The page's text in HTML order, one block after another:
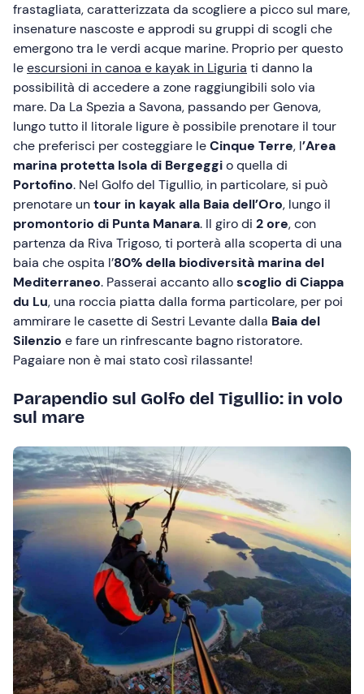
frastagliata, caratterizzata da scogliere a picco sul mare,
insenature nascoste e approdi su gruppi di scogli che
emergono tra le verdi acque marine. Proprio per questo
leescursioni in canoa e kayak in Liguria ti danno la
possibilità di accedere a zone raggiungibili solo via
mare. Da La Spezia a Savona, passando per Genova,
lungo tutto il litorale ligure è possibile prenotare il tour
che preferisci per costeggiare leCinque Terre, l’Area
marina protetta Isola di Bergeggio quella di
Portofino. Nel Golfo del Tigullio, in particolare, si può
prenotare untour in kayak alla Baia dell’Oro, lungo il
promontorio di Punta Manara. Il giro di 2 ore, con
partenza da Riva Trigoso, ti porterà alla scoperta di una
baia che ospita l’80% della biodiversità marina del
Mediterraneo. Passerai accanto alloscoglio di Ciappa
du Lu, una roccia piatta dalla forma particolare, per poi
ammirare le casette di Sestri Levante dalla Baia del
Silenzio e fare un rinfrescante bagno ristoratore.
Pagaiare non è mai stato così rilassante!
Parapendio sul Golfo del Tigullio: in volo
sul mare